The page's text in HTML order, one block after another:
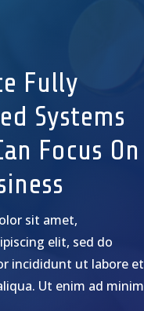
Fully
Systems
Focus On
sit amet,
elit, sed do
incididunt ut labore et
Ut enim ad minim